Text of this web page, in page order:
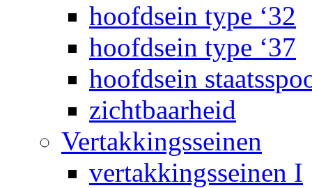
hoofdsein type ‘32
hoofdsein type ‘37
hoofdsein
zichtbaarheid
Vertakkingsseinen
vertakkingsseinen I